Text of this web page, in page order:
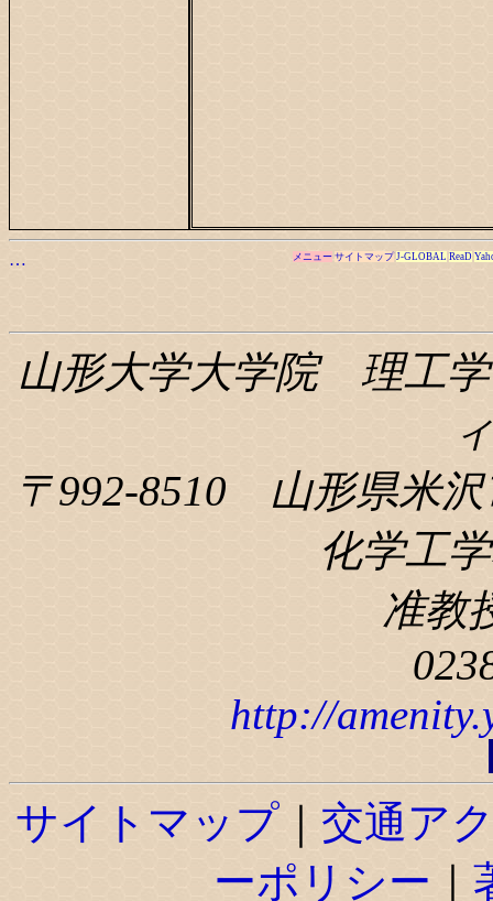
… メニュー サイトマップ J-GLOBAL ReaD
山形大学大学院 理工
〒992-8510 山形県米沢
化学工
准教
http://
サイトマップ
交通ア
ーポリシー